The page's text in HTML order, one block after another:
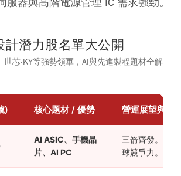
計潛力股名單大公開
世芯-KY等強勢領軍，AI與先進製程題材全解
) 核心題材 / 優勢 營運展望與市
AI ASIC、手機晶
片、AI PC
三箭齊發。已
球競爭力。